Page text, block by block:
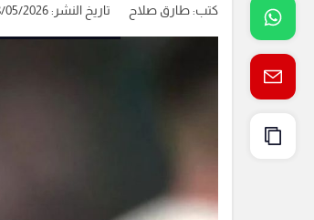
كتب:طارق صلاح تاريخ النشر: 28/05/2026